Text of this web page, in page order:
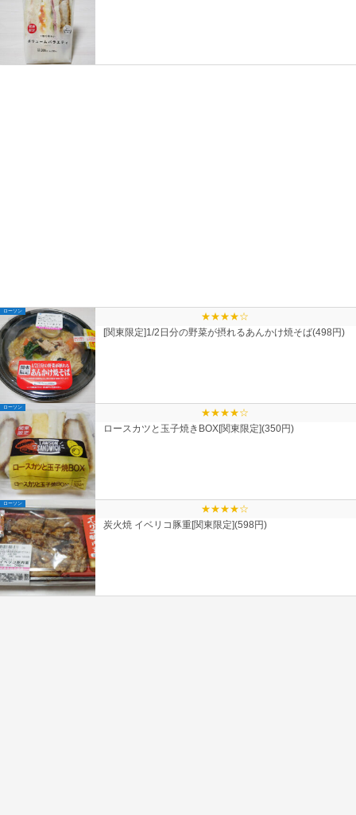
ローソン
★★★★☆
[関東限定]1/2日分の野菜が摂れるあんかけ焼そば(498円)
ローソン
★★★★☆
ロースカツと玉子焼きBOX[関東限定](350円)
ローソン
★★★★☆
炭火焼 イベリコ豚重[関東限定](598円)